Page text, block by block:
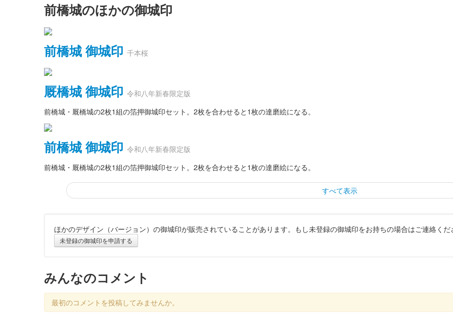
前橋城のほかの御城印
前橋城 御城印 千本桜
厩橋城 御城印 令和八年新春限定版
前橋城・厩橋城の2枚1組の箔押御城印セット。2枚を合わせると1枚の達磨絵になる。
前橋城 御城印 令和八年新春限定版
前橋城・厩橋城の2枚1組の箔押御城印セット。2枚を合わせると1枚の達磨絵になる。
すべて表示
厩橋城 御城印 令和八年新春限定版
厩橋城（前橋城） 御城印
厩橋城（前橋城） 御城印
ほかのデザイン（バージョン）の御城印が販売されていることがあります。もし未登録の御城印をお持ちの場合はご連絡くだ
未登録の御城印を申請する
みんなのコメント
最初のコメントを投稿してみませんか。